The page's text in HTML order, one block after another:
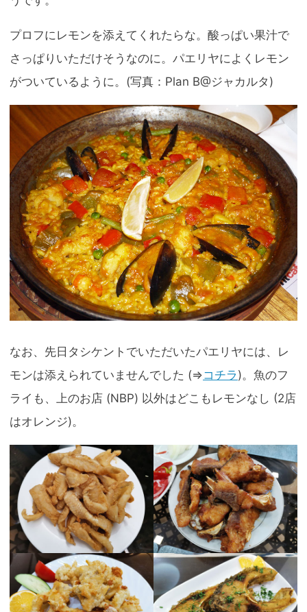
プロフにレモンを添えてくれたらな。酸っぱい果汁で
さっぱりいただけそうなのに。パエリヤによくレモン
がついているように。(写真：Plan B@ジャカルタ)
なお、先日タシケントでいただいたパエリヤには、レ
モンは添えられていませんでした (⇒コチラ )。魚のフ
ライも、上のお店 (NBP) 以外はどこもレモンなし (2店
はオレンジ)。